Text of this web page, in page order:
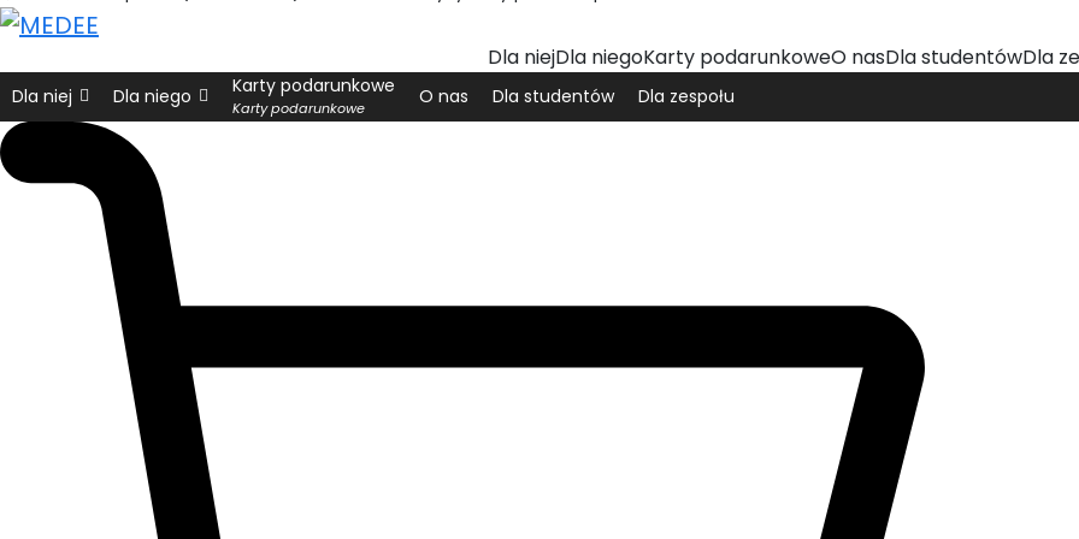
Dla niejDla niegoKarty podarunkoweO nasDla studentówDla
Dla niej Dla niego Karty podarunkowe
Karty podarunkowe O nas Dla studentów Dla zespołu